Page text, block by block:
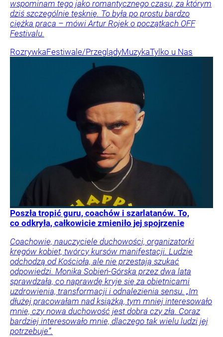
wspominam tego jako romantycznego czasu, za którym
dziś szczególnie tęsknię. To była po prostu bardzo
ciężka praca – mówi Artur Rojek o początkach OFF
Festivalu.
RozrywkaFestiwale/PrzeglądyMuzykaTylko u Nas
Poszła tropić guru, coachów i szarlatanów. To,
co odkryła, całkowicie zmieniło jej spojrzenie
Coachowie, nauczyciele duchowości, organizatorki
kręgów kobiet, twórcy kursów manifestacji. Ludzie
odchodzą od Kościoła, ale nie przestają szukać
odpowiedzi. Monika Sobień-Górska przez dwa lata
sprawdzała, co naprawdę kryje się za obietnicami
uzdrowienia, transformacji i odnalezienia sensu. „Im
dłużej pracowałam nad książką, tym mniej interesowało
mnie, czy nowa duchowość jest dobra czy zła. Coraz
bardziej interesowało mnie, dlaczego tak wielu ludzi jej
potrzebuje”.